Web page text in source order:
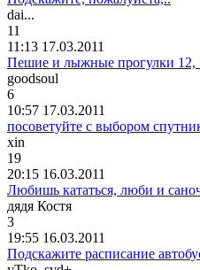
dai...
11
11:13 17.03.2011
Пешие и лыжные прогулки 12,
goodsoul
6
10:57 17.03.2011
посоветуйте с выбором
xin
19
20:15 16.03.2011
Любишь кататься, люби и
дядя Костя
3
19:55 16.03.2011
Подскажите расписание